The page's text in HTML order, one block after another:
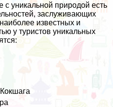
уникальной природой есть
заслуживающих
известных и
у туристов уникальных